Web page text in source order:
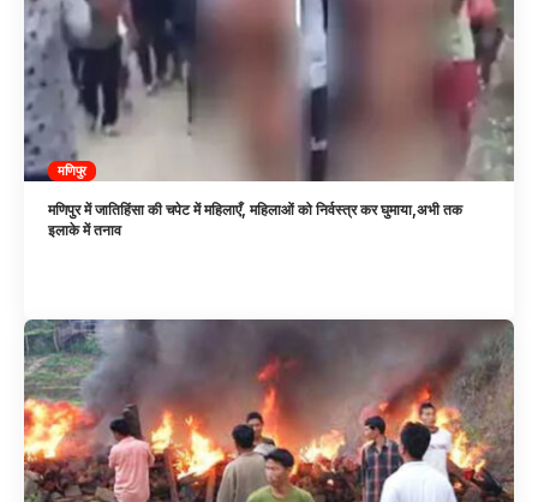
मणिपुर
मणिपुर में जातिहिंसा की चपेट में महिलाएँ, महिलाओं को निर्वस्त्र कर घुमाया,अभी तक
इलाके में तनाव